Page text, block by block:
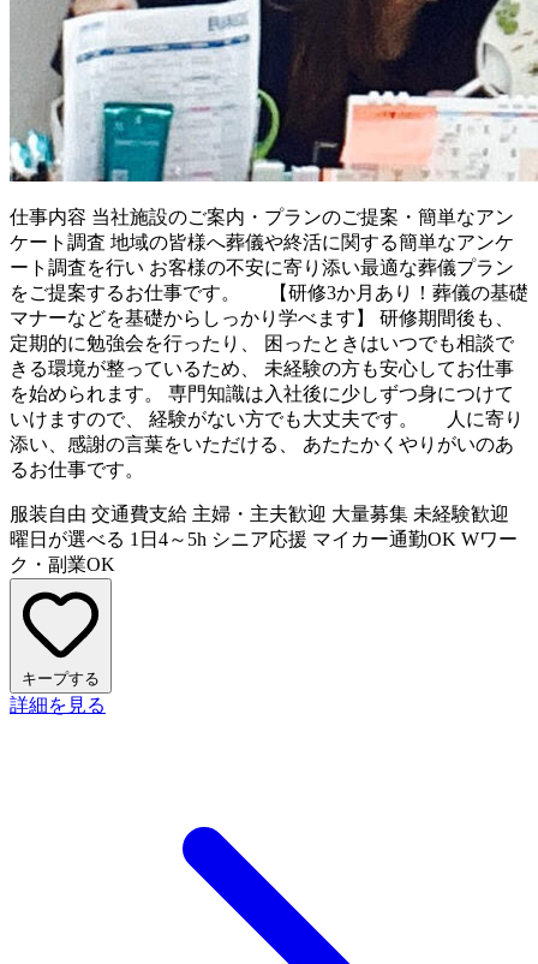
仕事内容 当社施設のご案内・プランのご提案・簡単なアン
ケート調査 地域の皆様へ葬儀や終活に関する簡単なアンケ
ート調査を行い お客様の不安に寄り添い最適な葬儀プラン
をご提案するお仕事です。 【研修3か月あり！葬儀の基礎
マナーなどを基礎からしっかり学べます】 研修期間後も、
定期的に勉強会を行ったり、 困ったときはいつでも相談で
きる環境が整っているため、 未経験の方も安心してお仕事
を始められます。 専門知識は入社後に少しずつ身につけて
いけますので、 経験がない方でも大丈夫です。 人に寄り
添い、感謝の言葉をいただける、 あたたかくやりがいのあ
るお仕事です。
服装自由 交通費支給 主婦・主夫歓迎 大量募集 未経験歓迎
曜日が選べる 1日4～5h シニア応援 マイカー通勤OK Wワー
ク・副業OK
キープする
詳細を見る